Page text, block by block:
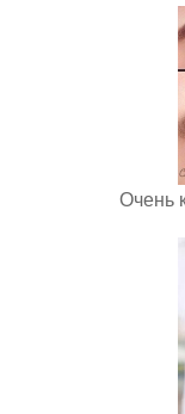
Очень